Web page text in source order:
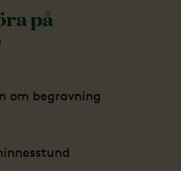
på
om begravning